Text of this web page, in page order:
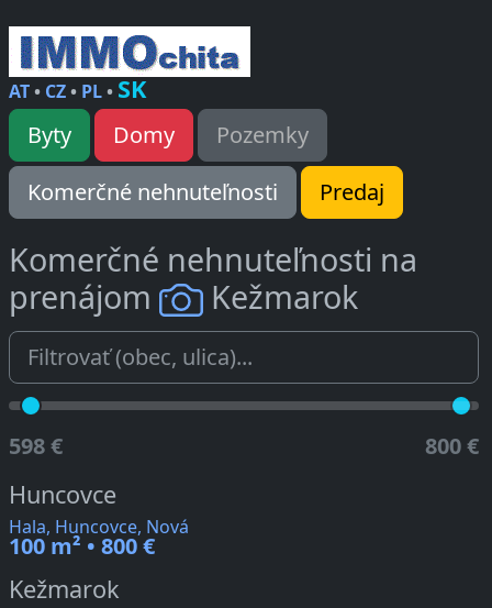
AT• CZ• PL• SK
Byty Domy
Pozemky
Komerčné nehnuteľnosti
Predaj
Komerčné nehnuteľnosti na
prenájom
Kežmarok
598 € 800 €
Huncovce
Hala, Huncovce, Nová
100 m² • 800 €
Kežmarok